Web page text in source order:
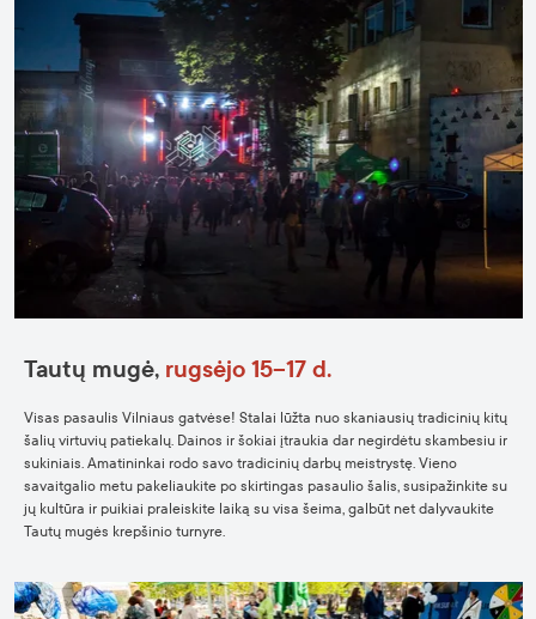
Tautų mugė, rugsėjo 15–17 d.
Visas pasaulis Vilniaus gatvėse! Stalai lūžta nuo skaniausių tradicinių kitų
šalių virtuvių patiekalų. Dainos ir šokiai įtraukia dar negirdėtu skambesiu ir
sukiniais. Amatininkai rodo savo tradicinių darbų meistrystę. Vieno
savaitgalio metu pakeliaukite po skirtingas pasaulio šalis, susipažinkite su
jų kultūra ir puikiai praleiskite laiką su visa šeima, galbūt net dalyvaukite
Tautų mugės krepšinio turnyre.